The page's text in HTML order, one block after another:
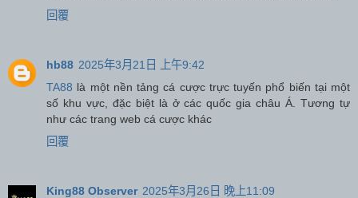
回覆
hb88 2025年3月21日 上午9:42
TA88 là một nền tảng cá cược trực tuyến phổ biến tại một
số khu vực, đặc biệt là ở các quốc gia châu Á. Tương tự
như các trang web cá cược khác
回覆
King88 Observer 2025年3月26日 晚上11:09